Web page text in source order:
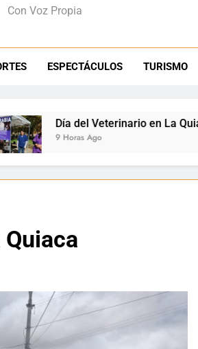
Con Voz Propia
ESPECTÁCULOS TURISMO
en La Quiaca: Zoonosis llevó